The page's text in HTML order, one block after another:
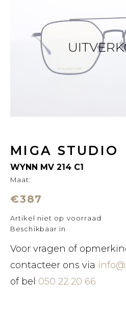
MIGA STUDIO
WYNN MV 214 C1
Maat:
€387
Artikel niet op voorraad
Beschikbaar in
Voor vragen of
contacteer ons via
of bel 050 22 20 66